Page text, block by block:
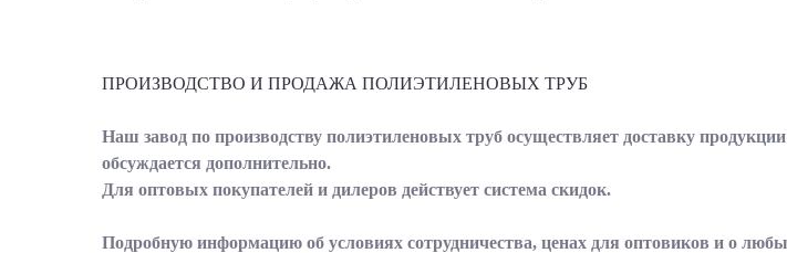
ПРОИЗВОДСТВО И ПРОДАЖА ПОЛИЭТИЛЕНОВЫХ ТРУБ
Наш завод по производству полиэтиленовых труб осуществляет доставку
обсуждается дополнительно.
Для оптовых покупателей и дилеров действует система скидок.
Подробную информацию об условиях сотрудничества, ценах для оптовиков и о